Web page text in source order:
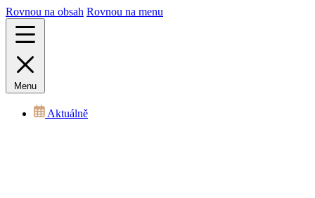
Rovnou na obsah Rovnou na menu
Menu
Aktuálně